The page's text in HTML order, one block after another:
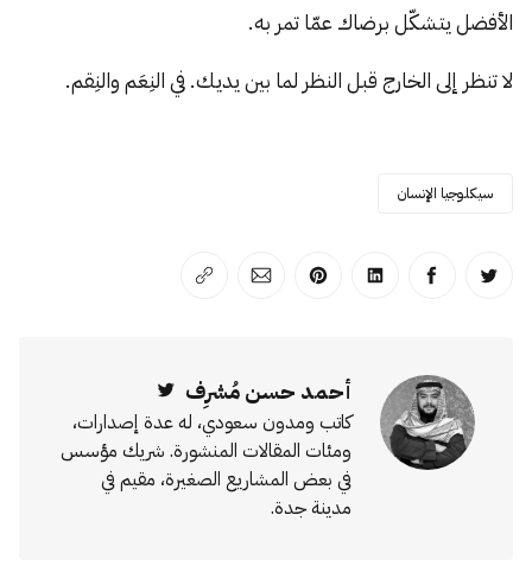
الأفضل يتشكّل برضاك عمّا تمر به.
لا تنظر إلى الخارج قبل النظر لما بين يديك. في النِعَم والنِقم.
سيكلوجيا الإنسان
انشر على تويترانشر على الفيسبوك
انشر على لينكد إن
انشر على بينترست
انشر على الإيميل
انسخ الرابط
أحمد حسن مُشرِف
كاتب ومدون سعودي، له عدة إصدارات،
ومئات المقالات المنشورة. شريك مؤسس
في بعض المشاريع الصغيرة، مقيم في
مدينة جدة.